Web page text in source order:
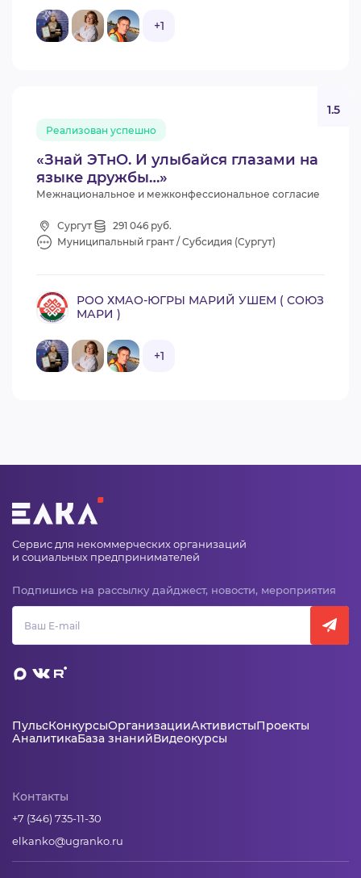
+1
«Знай ЭТнО. И улыбайся глазами на
языке дружбы…»
Реализован успешно
1.5
Межнациональное и межконфессиональное согласие
Сургут
291 046 руб.
Муниципальный грант / Субсидия (Сургут)
РОО ХМАО-ЮГРЫ МАРИЙ УШЕМ ( СОЮЗ
МАРИ )
+1
Сервис для некоммерческих организаций
и социальных предпринимателей
Подпишись на рассылку дайджест, новости, мероприятия
ПульсКонкурсыОрганизацииАктивистыПроекты
АналитикаБаза знанийВидеокурсы
Контакты
+7 (346) 735-11-30
elkanko@ugranko.ru